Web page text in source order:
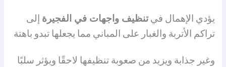
يؤدي الإهمال فيتنظيف واجهات في الفجيرة إلى
تراكم الأتربة والغبار على المباني مما يجعلها تبدو باهتة
وغير جذابة ويزيد من صعوبة تنظيفها لاحقًا ويؤثر سلبًا